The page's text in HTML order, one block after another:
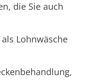
die Sie auch
Lohnwäsche